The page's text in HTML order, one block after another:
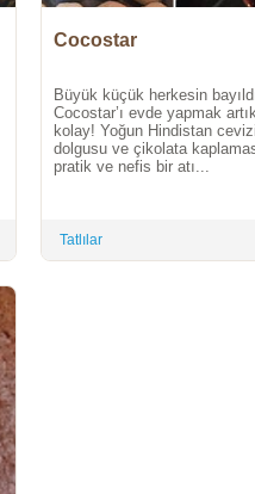
Cocostar
Büyük küçük herkesin
Cocostar’ı evde yapmak
kolay! Yoğun Hindistan cevizi
dolgusu ve çikolata
pratik ve nefis bir atı...
Tatlılar